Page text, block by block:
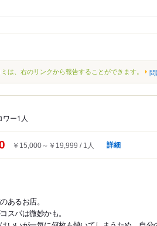
は、右のリンクから報告することができます。
ワー1人
￥15,000～￥19,999 1人 詳細
あるお店。
スパは微妙かも。